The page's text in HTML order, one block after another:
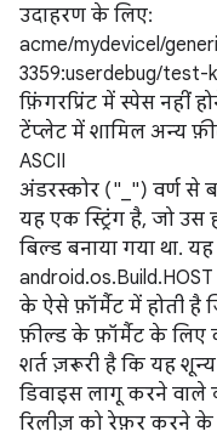
उदाहरण के लिए:
acme/mydevicel/
3359:userdebug/test-
फ़िंगरप्रिंट में स्पेस नहीं
टेंप्लेट में शामिल अन्य
ASCII
अंडरस्कोर ("_") वर्ण से
यह एक स्ट्रिंग है, जो उस
बिल्ड बनाया गया था. यह
android.os.Build.HOST
के ऐसे फ़ॉर्मैट में होती है
फ़ील्ड के फ़ॉर्मैट के लिए
शर्त ज़रूरी है कि यह शून्य
डिवाइस लागू करने वाले
रिलीज़ को रेफ़र करने के